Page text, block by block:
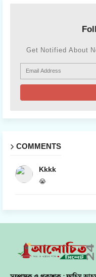
Get Notified About
COMMENTS
Kkkk
😭